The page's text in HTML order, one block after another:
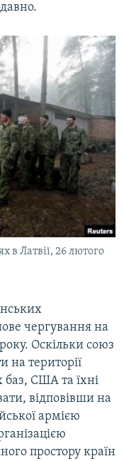
в Латвії, 26 лютого
чергування на
Оскільки союз
на території
баз, США та їхні
відповівши на
армією
простору країн